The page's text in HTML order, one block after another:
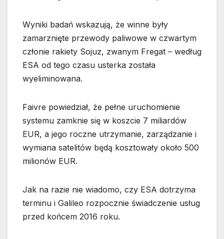
Wyniki badań wskazują, że winne były
zamarznięte przewody paliwowe w czwartym
członie rakiety Sojuz, zwanym Fregat – według
ESA od tego czasu usterka została
wyeliminowana.
Faivre powiedział, że pełne uruchomienie
systemu zamknie się w koszcie 7 miliardów
EUR, a jego roczne utrzymanie, zarządzanie i
wymiana satelitów będą kosztowały około 500
milionów EUR.
Jak na razie nie wiadomo, czy ESA dotrzyma
terminu i Galileo rozpocznie świadczenie usług
przed końcem 2016 roku.